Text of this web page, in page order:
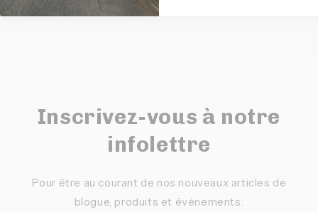
Inscrivez-vous à notre
infolettre
Pour être au courant de nos nouveaux articles de
blogue, produits et événements.